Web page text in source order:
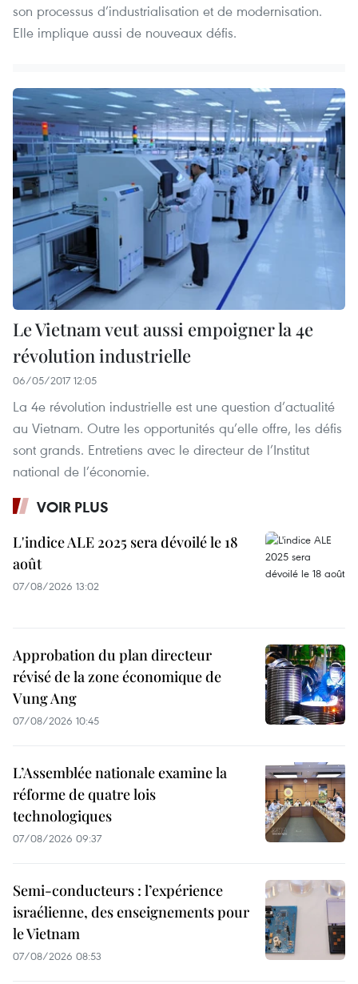
son processus d’industrialisation et de modernisation.
Elle implique aussi de nouveaux défis.
Le Vietnam veut aussi empoigner la 4e
révolution industrielle
06/05/2017 12:05
La 4e révolution industrielle est une question d’actualité
au Vietnam. Outre les opportunités qu’elle offre, les défis
sont grands. Entretiens avec le directeur de l’Institut
national de l’économie.
VOIR PLUS
L'indice ALE 2025 sera dévoilé le 18
août
07/08/2026 13:02
Approbation du plan directeur
révisé de la zone économique de
Vung Ang
07/08/2026 10:45
L’Assemblée nationale examine la
réforme de quatre lois
technologiques
07/08/2026 09:37
Semi-conducteurs : l’expérience
israélienne, des enseignements pour
le Vietnam
07/08/2026 08:53